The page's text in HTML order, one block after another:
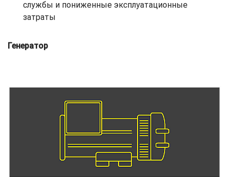
службы и пониженные эксплуатационные
затраты
Генератор